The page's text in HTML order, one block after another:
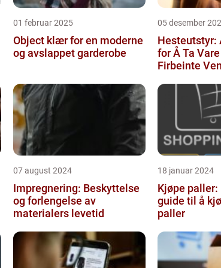
01 februar 2025
Object klær for en moderne
og avslappet garderobe
05 desember
Hesteutstyr:
for Å Ta
Firbeinte
07 august 2024
Impregnering: Beskyttelse
og forlengelse av
materialers levetid
18 januar 2024
Kjøpe
guide til å
paller